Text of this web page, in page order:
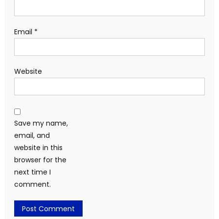
Email *
Website
Save my name,
email, and
website in this
browser for the
next time I
comment.